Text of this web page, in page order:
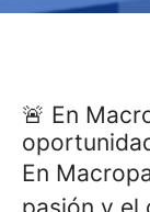
🚨 En
En